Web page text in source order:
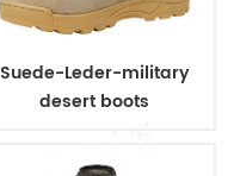
Suede-Leder-military
desert boots